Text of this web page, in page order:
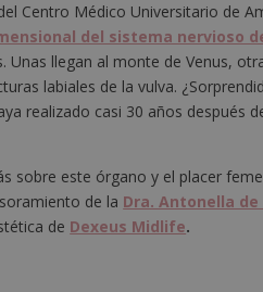
Centro Médico Universitario de
del sistema nervioso
Unas llegan al monte de Venus,
labiales de la vulva.
realizado casi 30 años después
sobre este órgano y el placer
de la Dra. Antonella de
de Dexeus Midlife.